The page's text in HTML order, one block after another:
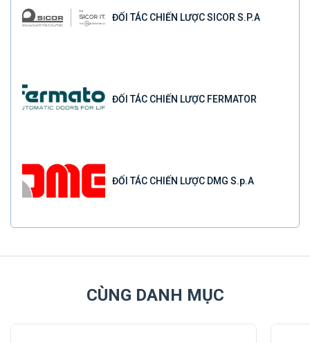
ĐỐI TÁC CHIẾN LƯỢC SICOR S.P.A
ĐỐI TÁC CHIẾN LƯỢC FERMATOR
ĐỐI TÁC CHIẾN LƯỢC DMG S.p.A
CÙNG DANH MỤC